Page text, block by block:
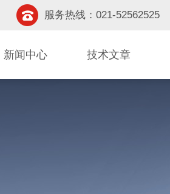
服务热线：021-52562525
新闻中心 技术文章